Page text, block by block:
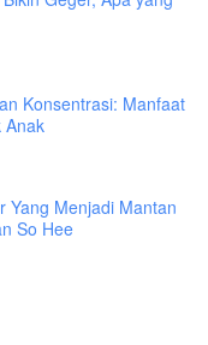
Konsentrasi: Manfaat
Anak
Yang Menjadi Mantan
So Hee